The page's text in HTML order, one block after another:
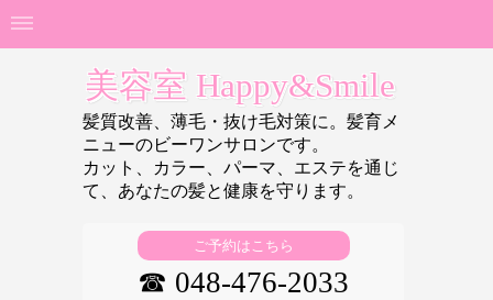
美容室 Happy&Smile
髪質改善、薄毛・抜け毛対策に。髪育メ
ニューのビーワンサロンです。
カット、カラー、パーマ、エステを通じ
て、あなたの髪と健康を守ります。
ご予約はこちら
☎ 048-476-2033